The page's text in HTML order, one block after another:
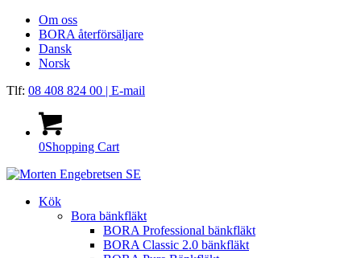
Om oss
BORA återförsäljare
Dansk
Norsk
Tlf: 08 408 824 00 | E-mail
0Shopping Cart
Kök
Bora bänkfläkt
BORA Professional bänkfläkt
BORA Classic 2.0 bänkfläkt